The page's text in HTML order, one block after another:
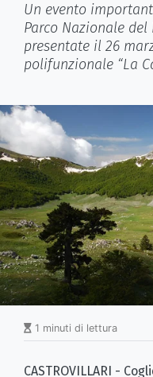
Un evento
Parco Nazionale
presentate il 26
polifunzionale “La
1 minuti di lettura
CASTROVILLARI -